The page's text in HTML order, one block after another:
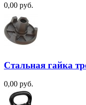
0,00 руб.
Стальная гайка
0,00 руб.